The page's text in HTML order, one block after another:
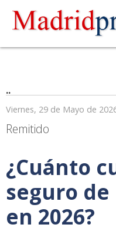
..
Viernes, 29 de Mayo de
Remitido
¿Cuánto
seguro
en 2026?